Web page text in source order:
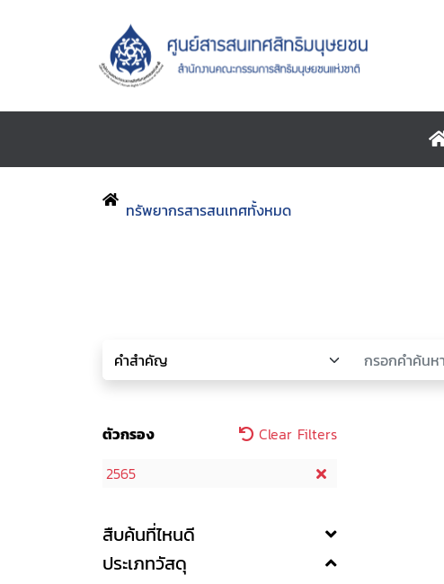
ทรัพยากรสารสนเทศทั้งหมด
ตัวกรอง
Clear Filters
2565
สืบค้นที่ไหนดี
ประเภทวัสดุ